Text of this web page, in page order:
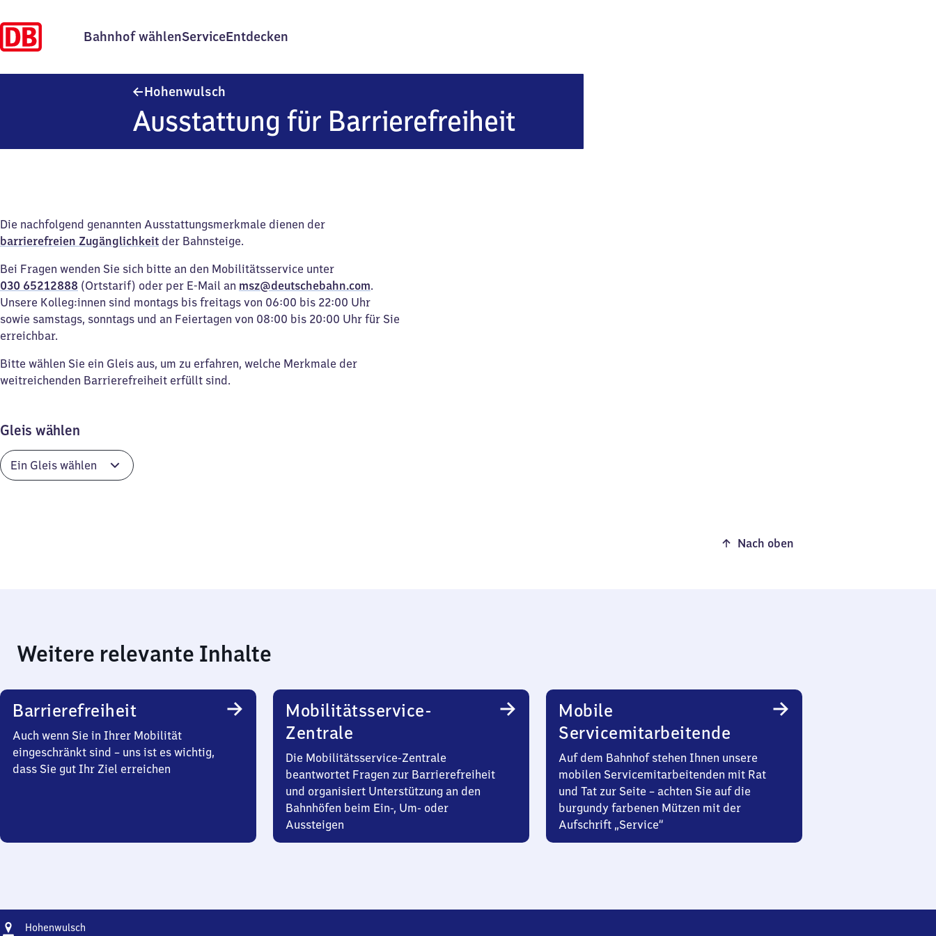
Bahnhof wählenServiceEntdecken
Hohenwulsch
Ausstattung für Barrierefreiheit
Die nachfolgend genannten Ausstattungsmerkmale dienen der
barrierefreien Zugänglichkeit der Bahnsteige.
Bei Fragen wenden Sie sich bitte an den Mobilitätsservice unter
030 65212888 (Ortstarif) oder per E-Mail an msz@deutschebahn.com.
Unsere Kolleg:innen sind montags bis freitags von 06:00 bis 22:00 Uhr
sowie samstags, sonntags und an Feiertagen von 08:00 bis 20:00 Uhr für Sie
erreichbar.
Bitte wählen Sie ein Gleis aus, um zu erfahren, welche Merkmale der
weitreichenden Barrierefreiheit erfüllt sind.
Gleis wählen
Nach oben
Weitere relevante Inhalte
Barrierefreiheit
Auch wenn Sie in Ihrer Mobilität
eingeschränkt sind – uns ist es wichtig,
dass Sie gut Ihr Ziel erreichen
Mobilitätsservice-
Zentrale
Die Mobilitätsservice-Zentrale
beantwortet Fragen zur Barrierefreiheit
und organisiert Unterstützung an den
Bahnhöfen beim Ein-, Um- oder
Aussteigen
Mobile
Servicemitarbeitende
Auf dem Bahnhof stehen Ihnen unsere
mobilen Servicemitarbeitenden mit Rat
und Tat zur Seite – achten Sie auf die
burgundy farbenen Mützen mit der
Aufschrift „Service“
Adresse
Hohenwulsch